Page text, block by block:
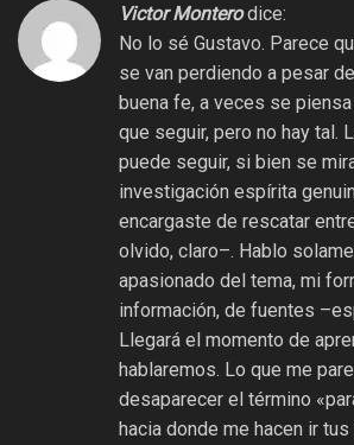
Victor Montero dice:
No lo sé Gustavo. Parece
se van perdiendo a pesar
buena fe, a veces se piensa
que seguir, pero no hay tal.
puede seguir, si bien se
investigación espírita
encargaste de rescatar
olvido, claro–. Hablo
apasionado del tema, mi
información, de fuentes
Llegará el momento de
hablaremos. Lo que me
desaparecer el término
hacia donde me hacen ir